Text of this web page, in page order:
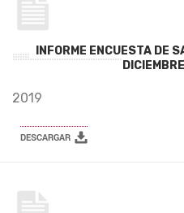
INFORME ENCUESTA DE
2019